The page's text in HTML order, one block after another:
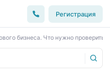
Регистрация
бизнеса. Что нужно проверить